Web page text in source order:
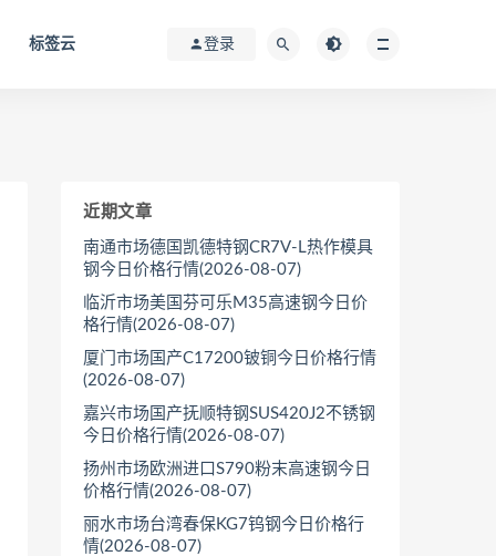
标签云 登录
近期文章
南通市场德国凯德特钢CR7V-L热作模具
钢今日价格行情(2026-08-07)
临沂市场美国芬可乐M35高速钢今日价
格行情(2026-08-07)
厦门市场国产C17200铍铜今日价格行情
(2026-08-07)
嘉兴市场国产抚顺特钢SUS420J2不锈钢
今日价格行情(2026-08-07)
扬州市场欧洲进口S790粉末高速钢今日
价格行情(2026-08-07)
丽水市场台湾春保KG7钨钢今日价格行
情(2026-08-07)